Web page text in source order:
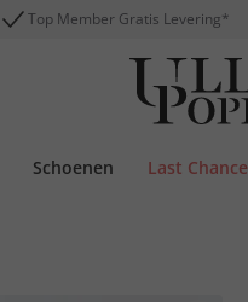
Top Member Gratis Levering*
Schoenen Last Chance